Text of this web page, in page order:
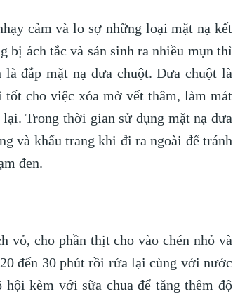
cảm và lo sợ những loại mặt nạ kết
bị ách tắc và sản sinh ra nhiều mụn thì
đắp mặt nạ dưa chuột. Dưa chuột là
cho việc xóa mờ vết thâm, làm mát
Trong thời gian sử dụng mặt nạ dưa
và khẩu trang khi đi ra ngoài để tránh
đen.
vỏ, cho phần thịt cho vào chén nhỏ và
đến 30 phút rồi rửa lại cùng với nước
kèm với sữa chua để tăng thêm độ